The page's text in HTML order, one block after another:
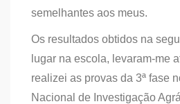
semelhantes aos meus.
Os resultados obtidos na
lugar na escola, levaram-me
realizei as provas da 3ª fase
Nacional de Investigação